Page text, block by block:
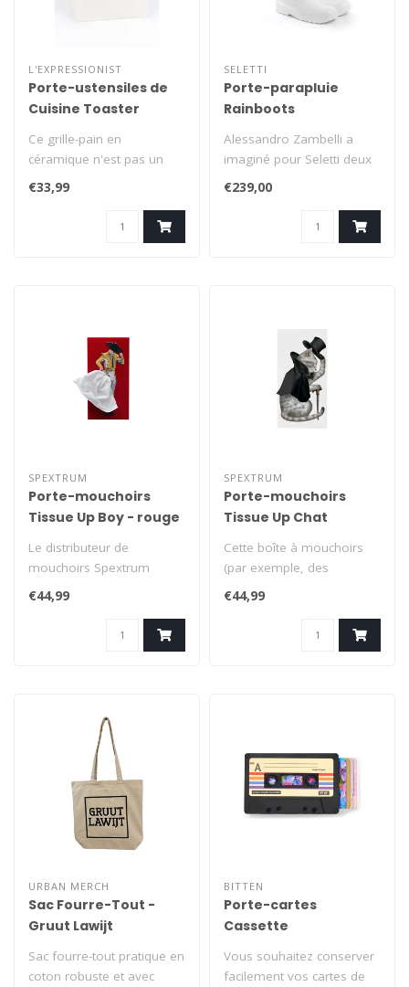
L'EXPRESSIONIST
Porte-ustensiles de
Cuisine Toaster
Ce grille-pain en
céramique n'est pas un
appareil électroménager,
mais un obj..
€33,99
SELETTI
Porte-parapluie
Rainboots
Alessandro Zambelli a
imaginé pour Seletti deux
bottes blanches
transformées e..
€239,00
SPEXTRUM
Porte-mouchoirs
Tissue Up Boy - rouge
Le distributeur de
mouchoirs Spextrum
Tissue Up Boy est un
accroche-regard color..
€44,99
SPEXTRUM
Porte-mouchoirs
Tissue Up Chat
Cette boîte à mouchoirs
(par exemple, des
Kleenex) est ornée d'un
chat gracie..
€44,99
URBAN MERCH
Sac Fourre-Tout -
Gruut Lawijt
Sac fourre-tout pratique en
coton robuste et avec
BITTEN
Porte-cartes
Cassette
Vous souhaitez conserver
facilement vos cartes de